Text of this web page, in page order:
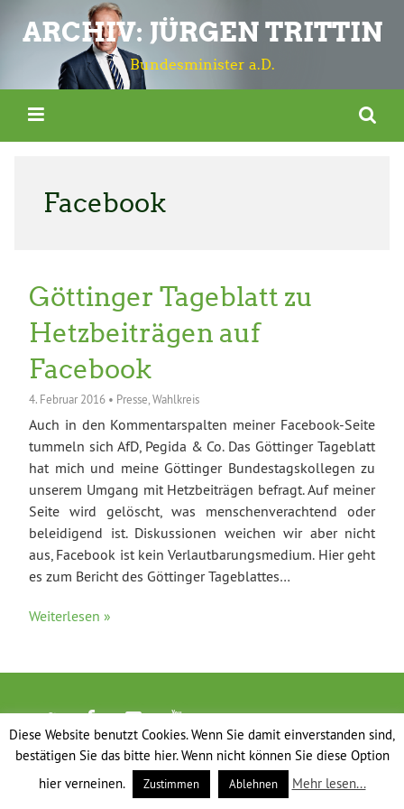
ARCHIV: JÜRGEN TRITTIN
Bundesminister a.D.
Facebook
Göttinger Tageblatt zu
Hetzbeiträgen auf
Facebook
4. Februar 2016 • Presse Wahlkreis
Auch in den Kommentarspalten meiner Facebook-Seite
tummeln sich AfD, Pegida & Co. Das Göttinger Tageblatt
hat mich und meine Göttinger Bundestagskollegen zu
unserem Umgang mit Hetzbeiträgen befragt. Auf meiner
Seite wird gelöscht, was menschenverachtend oder
beleidigend ist. Diskussionen weichen wir aber nicht
aus, Facebook ist kein Verlautbarungsmedium. Hier geht
es zum Bericht des Göttinger Tageblattes…
Weiterlesen »
Diese Website benutzt Cookies. Wenn Sie damit einverstanden sind,
bestätigen Sie das bitte hier. Wenn nicht können Sie diese Option
hier verneinen.
Zustimmen Ablehnen Mehr lesen...